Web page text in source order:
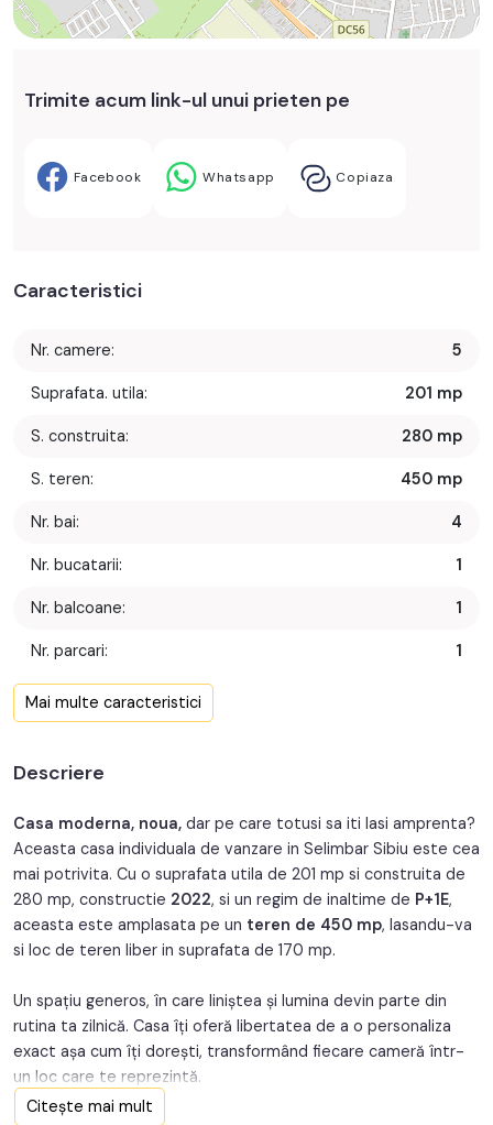
Trimite acum link-ul unui prieten pe
Facebook Whatsapp Copiaza
Caracteristici
Nr. camere: 5
Suprafata. utila: 201 mp
S. construita: 280 mp
S. teren: 450 mp
Nr. bai: 4
Nr. bucatarii: 1
Nr. balcoane: 1
Nr. parcari: 1
Nr. garaje:
Nr. fronturi:
An constructie: 2022
Structura rezistenta: Caramida
Regim inaltime: P+1
Mai multe caracteristici
Descriere
Casa moderna, noua, dar pe care totusi sa iti lasi amprenta?
Aceasta casa individuala de vanzare in Selimbar Sibiu este cea
mai potrivita. Cu o suprafata utila de 201 mp si construita de
280 mp, constructie 2022, si un regim de inaltime de P+1E,
aceasta este amplasata pe un teren de 450 mp, lasandu-va
si loc de teren liber in suprafata de 170 mp.
Un spațiu generos, în care liniștea și lumina devin parte din
rutina ta zilnică. Casa îți oferă libertatea de a o personaliza
exact așa cum îți dorești, transformând fiecare cameră într-
un loc care te reprezintă.
Terasele, grădina și intimitatea creează cadrul perfect pentru
Citește mai mult